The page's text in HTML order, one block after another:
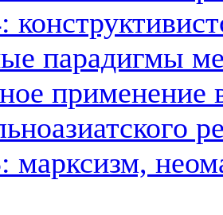
парадигмы
применение
марксизм,